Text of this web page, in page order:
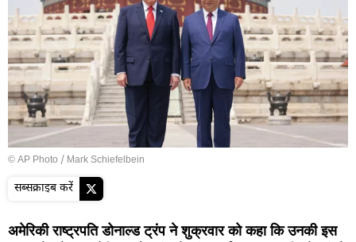
© AP Photo / Mark Schiefelbein
सब्सक्राइब करें
अमेरिकी राष्ट्रपति डोनाल्ड ट्रंप ने शुक्रवार को कहा कि उनकी इस